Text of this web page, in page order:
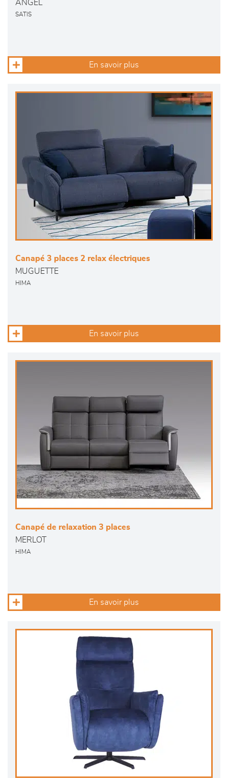
ANGEL
SATIS
En savoir plus
Canapé 3 places 2 relax électriques
MUGUETTE
HIMA
En savoir plus
Canapé de relaxation 3 places
MERLOT
HIMA
En savoir plus